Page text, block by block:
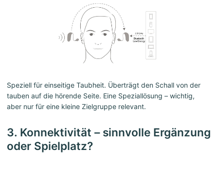
Speziell für einseitige Taubheit. Überträgt den Schall von der
tauben auf die hörende Seite. Eine Speziallösung – wichtig,
aber nur für eine kleine Zielgruppe relevant.
3. Konnektivität – sinnvolle Ergänzung
oder Spielplatz?